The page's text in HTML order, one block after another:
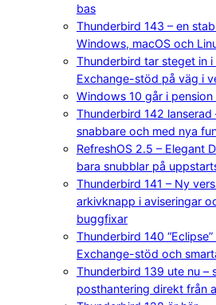
bas
Thunderbird 143 – en
Windows, macOS och
Thunderbird tar steget in
Exchange-stöd på väg i
Windows 10 går i pension
Thunderbird 142 lanserad
snabbare och med nya
RefreshOS 2.5 – Elegant
bara snubblar på
Thunderbird 141 – Ny
arkivknapp i aviseringar
buggfixar
Thunderbird 140
Exchange-stöd och
Thunderbird 139 ute nu –
posthantering direkt från